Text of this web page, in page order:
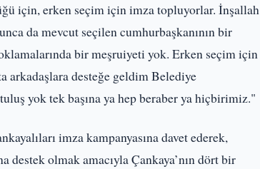
için, erken seçim için imza topluyorlar. İnşallah
da mevcut seçilen cumhurbaşkanının bir
bir meşruiyeti yok. Erken seçim için
arkadaşlara desteğe geldim Belediye
yok tek başına ya hep beraber ya hiçbirimiz."
imza kampanyasına davet ederek,
destek olmak amacıyla Çankaya’nın dört bir